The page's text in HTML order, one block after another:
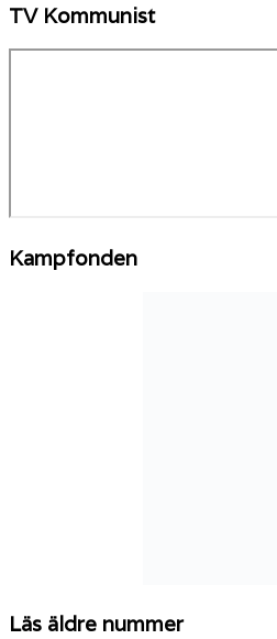
TV Kommunist
Kampfonden
Läs äldre nummer